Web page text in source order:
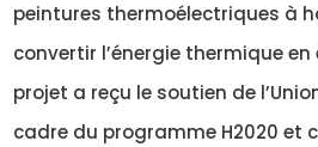
peintures thermoélectriques à
convertir l’énergie thermique
projet a reçu le soutien de
cadre du programme H2020 et